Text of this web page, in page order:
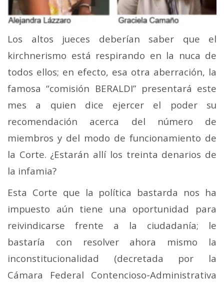
Los altos jueces deberían saber que el
kirchnerismo está respirando en la nuca de
todos ellos; en efecto, esa otra aberración, la
famosa “comisión BERALDI” presentará este
mes a quien dice ejercer el poder su
recomendación acerca del número de
miembros y del modo de funcionamiento de
la Corte. ¿Estarán allí los treinta denarios de
la infamia?
Esta Corte que la política bastarda nos ha
impuesto aún tiene una oportunidad para
reivindicarse frente a la ciudadanía; le
bastaría con resolver ahora mismo la
inconstitucionalidad (decretada por la
Cámara Federal Contencioso-Administrativa